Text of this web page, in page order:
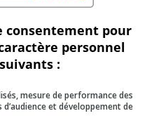
Collège, comme nous le
consentement pour
personnel
:
mesure de performance des
et développement de